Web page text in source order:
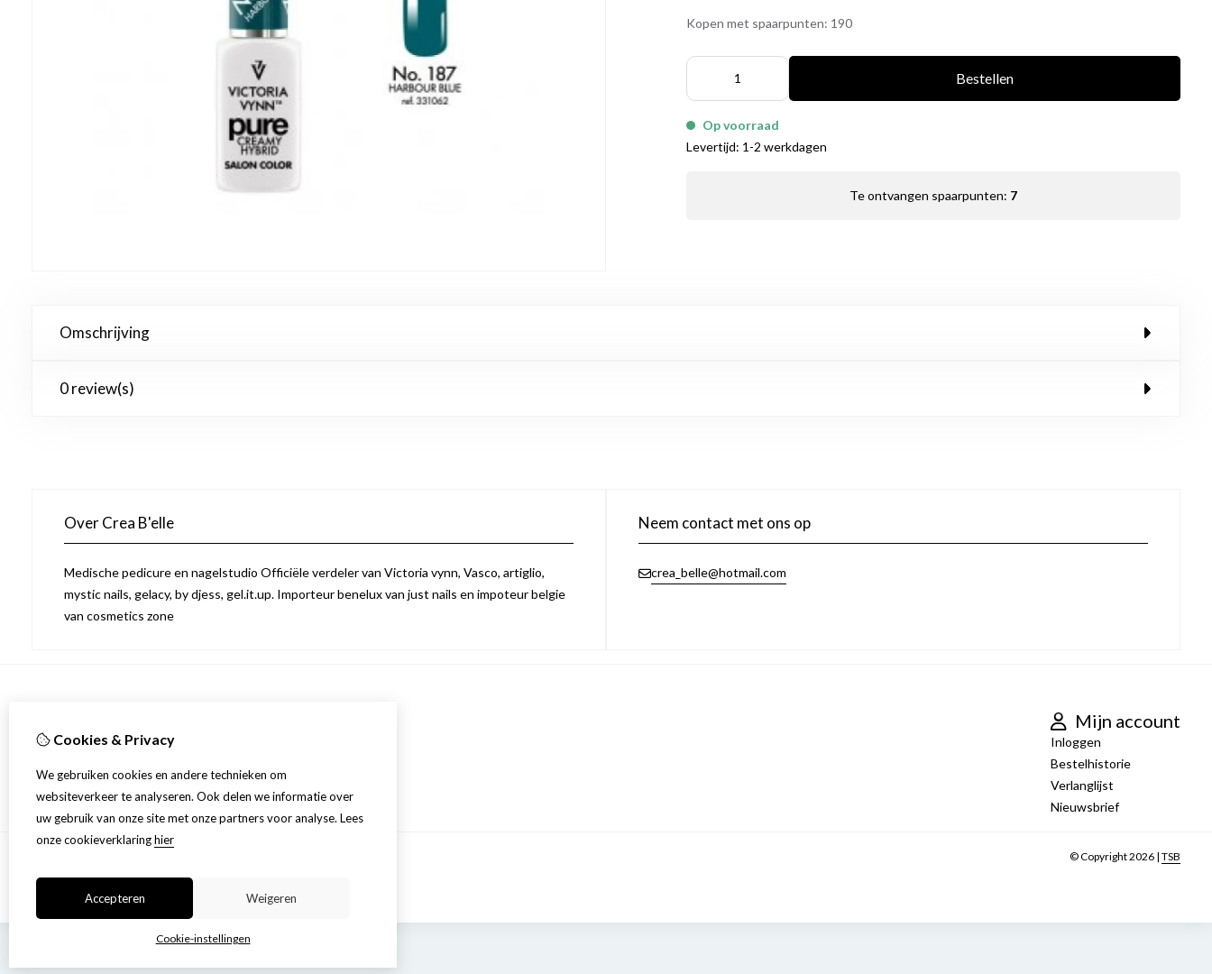
Kopen met spaarpunten: 190
Bestellen
Op voorraad
Levertijd: 1-2 werkdagen
Te ontvangen spaarpunten: 7
Omschrijving
0 review(s)
Over Crea B'elle
Medische pedicure en nagelstudio Officiële verdeler van Victoria vynn, Vasco, artiglio,
mystic nails, gelacy, by djess, gel.it.up. Importeur benelux van just nails en impoteur belgie
van cosmetics zone
Neem contact met ons op
crea_belle@hotmail.com
Over ons
Algemene voorwaarden
Mijn account
Inloggen
Bestelhistorie
Verlanglijst
Nieuwsbrief
© Copyright 2026 | TSB
Cookies & Privacy
We gebruiken cookies en andere technieken om
websiteverkeer te analyseren. Ook delen we informatie over
uw gebruik van onze site met onze partners voor analyse. Lees
onze cookieverklaringhier
Accepteren Weigeren
Cookie-instellingen